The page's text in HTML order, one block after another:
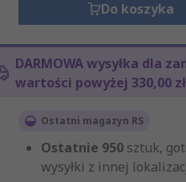
Do koszyka
DARMOWA wysyłka dla
wartości powyżej 330,00 zł
Ostatni magazyn RS
Ostatnie 950 sztuk,
wysyłki z innej